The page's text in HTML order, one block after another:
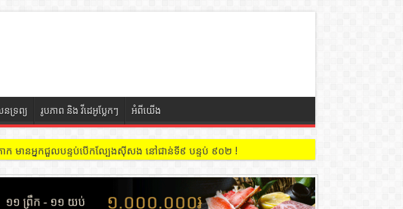
ទ្រព្យ រូបភាព និង វីដេអូប្លែកៗ អំពីយើង
ក មានអ្នកជួលបន្ទប់បើកល្បែងសុីសង នៅជាន់ទី៩ បន្ទប់ ៩០២ !